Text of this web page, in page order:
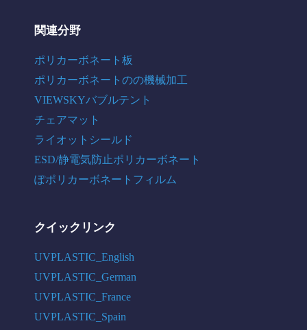
関連分野
ポリカーボネート板
ポリカーボネートのの機械加工
VIEWSKYバブルテント
チェアマット
ライオットシールド
ESD/静電気防止ポリカーボネート
ぽポリカーボネートフィルム
クイックリンク
UVPLASTIC_English
UVPLASTIC_German
UVPLASTIC_France
UVPLASTIC_Spain